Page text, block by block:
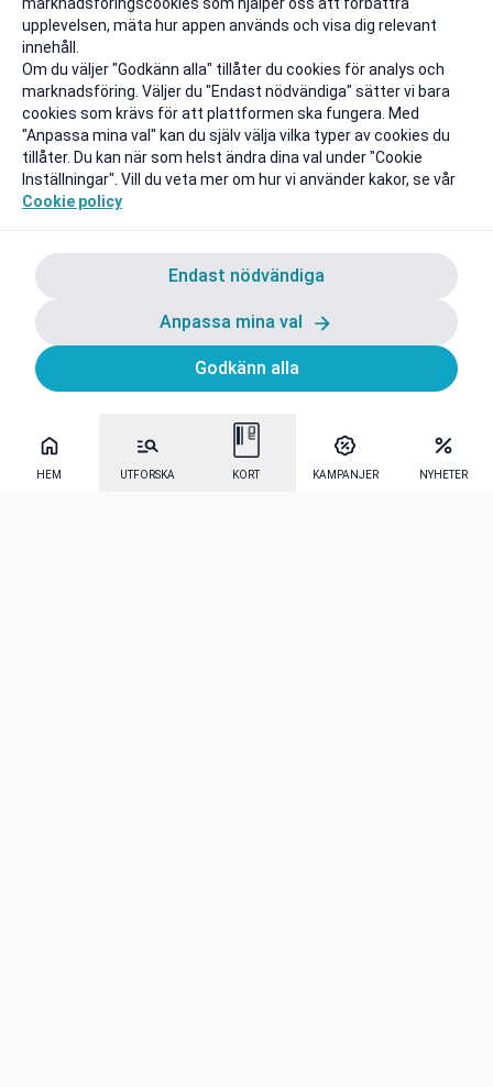
HEM UTFORSKA KORT KAMPANJER NYHETER
upplevelsen, mäta hur appen används och visa dig relevant
innehåll.
Om du väljer "Godkänn alla" tillåter du cookies för analys och
marknadsföring. Väljer du "Endast nödvändiga" sätter vi bara
cookies som krävs för att plattformen ska fungera. Med
"Anpassa mina val" kan du själv välja vilka typer av cookies du
tillåter. Du kan när som helst ändra dina val under "Cookie
Inställningar". Vill du veta mer om hur vi använder kakor, se vår
Cookie policy
Endast nödvändiga
Anpassa mina val
Godkänn alla